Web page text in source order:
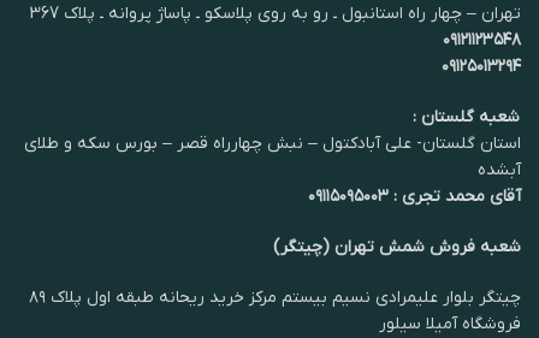
تهران – چهار راه استانبول ـ رو به روی پلاسکو ـ پاساژ پروانه ـ پلاک 367
۰۹۱۲۱۱۲۳۵۴۸
۰۹۱۲۵۰۱۳۲۹۴
شعبه گلستان :
استان گلستان- علی آبادکتول – نبش چهارراه قصر – بورس سکه و طلای
آبشده
آقای محمد تجری : ۰۹۱۱۵۰۹۵۰۰۳
شعبه فروش شمش تهران (چیتگر)
چیتگر بلوار علیمرادی نسیم بیستم مرکز خرید ریحانه طبقه اول پلاک ۸۹
فروشگاه آمیلا سیلور